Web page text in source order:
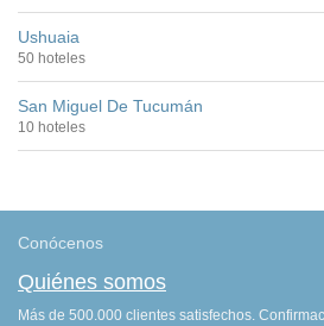
Ushuaia
50 hoteles
San Miguel De Tucumán
10 hoteles
Conócenos
Quiénes somos
Más de 500.000 clientes satisfechos.